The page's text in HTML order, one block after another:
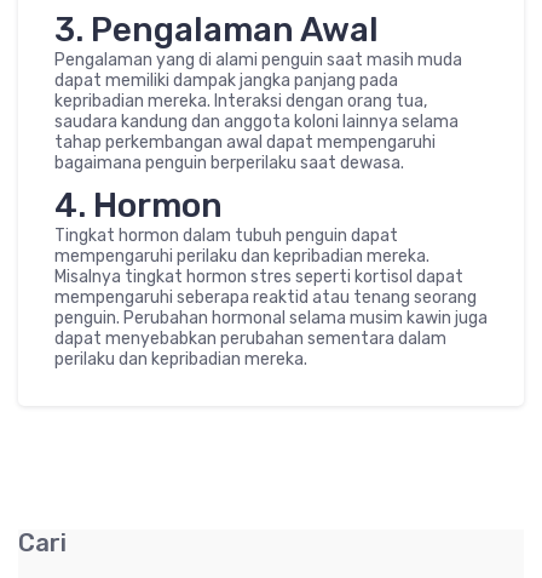
3. Pengalaman Awal
Pengalaman yang di alami penguin saat masih muda
dapat memiliki dampak jangka panjang pada
kepribadian mereka. Interaksi dengan orang tua,
saudara kandung dan anggota koloni lainnya selama
tahap perkembangan awal dapat mempengaruhi
bagaimana penguin berperilaku saat dewasa.
4. Hormon
Tingkat hormon dalam tubuh penguin dapat
mempengaruhi perilaku dan kepribadian mereka.
Misalnya tingkat hormon stres seperti kortisol dapat
mempengaruhi seberapa reaktid atau tenang seorang
penguin. Perubahan hormonal selama musim kawin juga
dapat menyebabkan perubahan sementara dalam
perilaku dan kepribadian mereka.
Cari